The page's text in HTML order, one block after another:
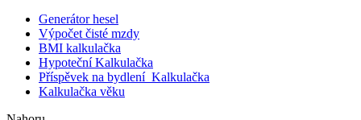
Generátor hesel
Výpočet čisté mzdy
BMI kalkulačka
Hypoteční Kalkulačka
Příspěvek na bydlení Kalkulačka
Kalkulačka věku